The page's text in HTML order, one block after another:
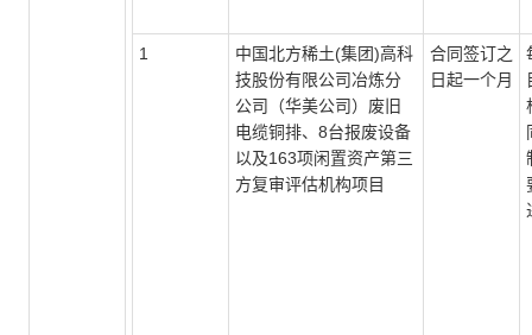
1
中国北方稀土(集团)高科
技股份有限公司冶炼分
公司（华美公司）废旧
电缆铜排、8台报废设备
以及163项闲置资产第三
方复审评估机构项目
合同签订之
日起一个月